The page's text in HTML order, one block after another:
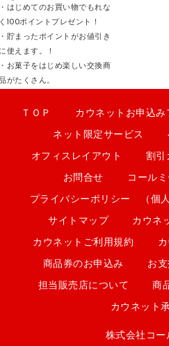
はじめてのお買い物でもれな
100ポイントプレゼント！
貯まったポイントがお値引き
使えます。！
お菓子をはじめ楽しい交換商
がたくさん。
ＴＯＰ カウネットお申込み
ネット限定サービス
オフィスレイアウト 割引
お問合せ コール
プライバシーポリシー （個
サイトマップ カウネ
カウネットご利用規約
商品券のお申込み お
担当販売店について 商
カウネット
株式会社コー